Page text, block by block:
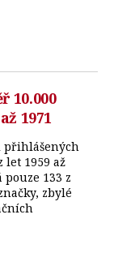
10.000
1971
přihlášených
let 1959 až
pouze 133 z
zbylé